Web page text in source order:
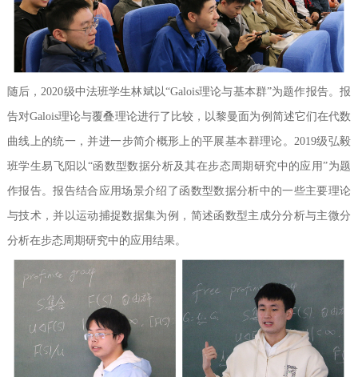
随后，2020级中法班学生林斌以“Galois理论与基本群”为题作报告。报
告对Galois理论与覆叠理论进行了比较，以黎曼面为例简述它们在代数
曲线上的统一，并进一步简介概形上的平展基本群理论。2019级弘毅
班学生易飞阳以“函数型数据分析及其在步态周期研究中的应用”为题
作报告。报告结合应用场景介绍了函数型数据分析中的一些主要理论
与技术，并以运动捕捉数据集为例，简述函数型主成分分析与主微分
分析在步态周期研究中的应用结果。